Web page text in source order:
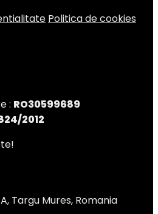
Politica de cookies
: RO30599689
2012
Targu Mures, Romania